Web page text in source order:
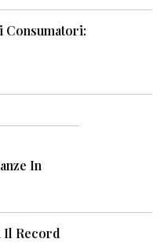
Consumatori:
In
Il Record